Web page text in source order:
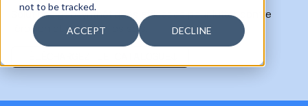
not to be tracked.
ACCEPT DECLINE
Solutions géosynthétiques efficaces pour lutter contre
l'érosion et stabiliser les sols.